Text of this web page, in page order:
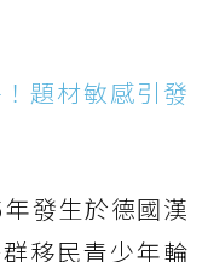
題材敏感引發
發生於德國漢
移民青少年輪